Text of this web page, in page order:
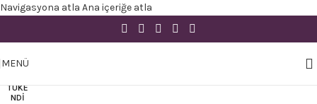
Navigasyona atla Ana içeriğe atla
MENÜ
TÜKE
NDI